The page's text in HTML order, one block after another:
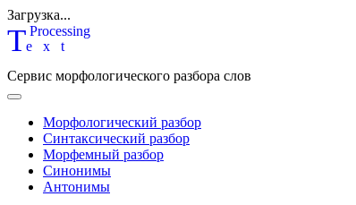
Загрузка...
Text
Processing
Сервис морфологического разбора слов
Морфологический разбор
Синтаксический разбор
Морфемный разбор
Синонимы
Антонимы